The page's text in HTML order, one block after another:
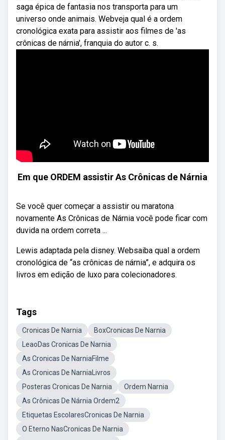
saga épica de fantasia nos transporta para um
universo onde animais. Webveja qual é a ordem
cronológica exata para assistir aos filmes de 'as
crônicas de nárnia', franquia do autor c. s.
Em que ORDEM assistir As Crônicas de Nárnia
Se você quer começar a assistir ou maratona
novamente As Crônicas de Nárnia você pode ficar com
duvida na ordem correta ...
Lewis adaptada pela disney. Websaiba qual a ordem
cronológica de “as crônicas de nárnia”, e adquira os
livros em edição de luxo para colecionadores.
Tags
Cronicas De Narnia
BoxCronicas De Narnia
LeaoDas Cronicas De Narnia
As Cronicas De NarniaFilme
As Cronicas De NarniaLivros
Posteras Cronicas De Narnia
Ordem Narnia
As Crônicas De Nárnia Ordem2
Etiquetas EscolaresCronicas De Narnia
O Eterno NasCronicas De Narnia